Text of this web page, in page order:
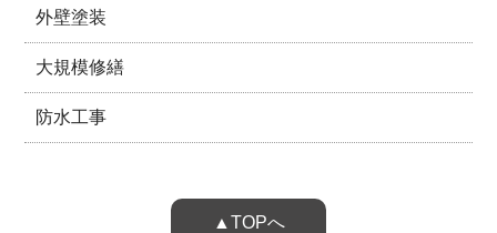
外壁塗装
大規模修繕
防水工事
▲TOPへ